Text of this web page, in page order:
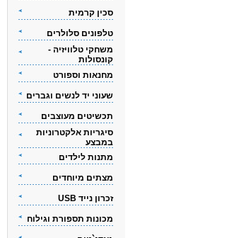
סכין קרמית
טלפונים סלולרים
משחקי טלוויזיה -
קונסולות
מחנאות וספורט
שעוני יד לנשים וגברים
תכשיטים מעוצבים
סיגריות אלקטרוניות
במבצע
מתנות לילדים
מצתים מיוחדים
זכרון נייד USB
מכונות תספורת וגילוח